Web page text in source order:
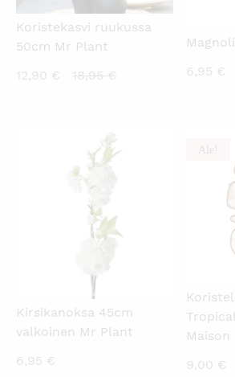
Koristekasvi ruukussa
50cm Mr Plant
12,90 €
Nykyinen
12,90 €.
18,95€Alkuperäinen6,95 €
KATSO PIKANÄKYMÄ
Kirsikanoksa 45cm
valkoinen Mr Plant
6,95 €
Ale!
Maison
9,00 €